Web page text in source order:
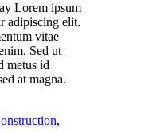
Lorem ipsum
adipiscing elit.
vitae
Sed ut
metus id
at magna.
,